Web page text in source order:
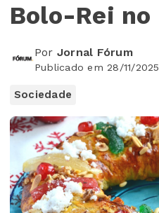
Bolo-Rei no
Por Jornal Fórum
Publicado em 28/11/
Sociedade